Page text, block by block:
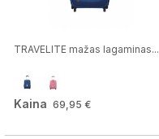
TRAVELITE mažas lagaminas...
Kaina 69,95 €